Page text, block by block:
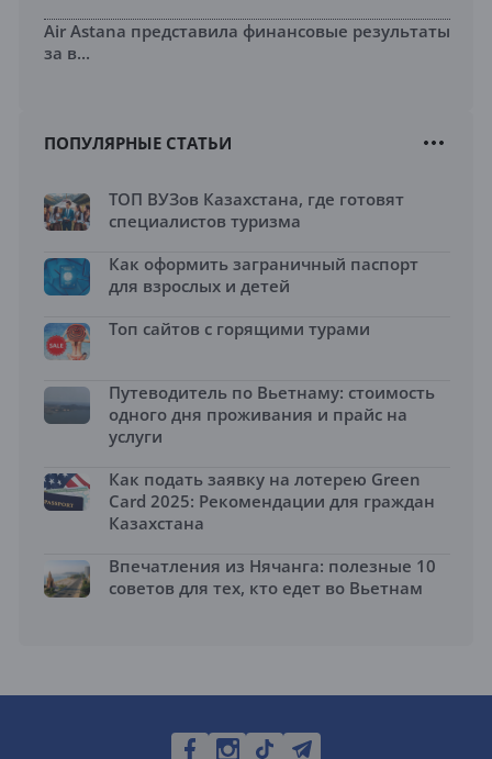
Air Astana представила финансовые результаты
за в...
ПОПУЛЯРНЫЕ СТАТЬИ
ТОП ВУЗов Казахстана, где готовят
специалистов туризма
Как оформить заграничный паспорт
для взрослых и детей
Топ сайтов с горящими турами
Путеводитель по Вьетнаму: стоимость
одного дня проживания и прайс на
услуги
Как подать заявку на лотерею Green
Card 2025: Рекомендации для граждан
Казахстана
Впечатления из Нячанга: полезные 10
советов для тех, кто едет во Вьетнам